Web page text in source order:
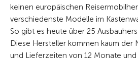
keinen europäischen
verschiedenste Modelle im
So gibt es heute über 25
Diese Hersteller kommen kaum der
und Lieferzeiten von 12 Monate